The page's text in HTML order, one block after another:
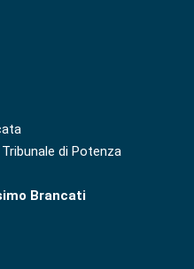
di Potenza
Brancati